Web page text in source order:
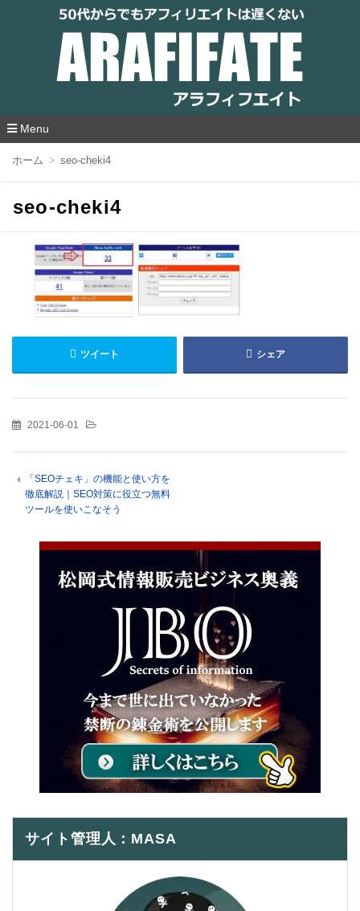
アラフィフエイト｜ 50代からでもアフィリ
エイトは遅くない
Menu
移
ホーム seo-cheki4
seo-cheki4
ツイート シェア
2021-06-01
「SEOチェキ」の機能と使い方を
徹底解説｜SEO対策に役立つ無料
ツールを使いこなそう
サイト管理人：MASA